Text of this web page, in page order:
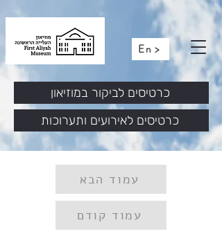
En >
כרטיסים לאירועים ותערוכות
כרטיסים לביקור במוזיאון
עמוד הבא
עמוד קודם